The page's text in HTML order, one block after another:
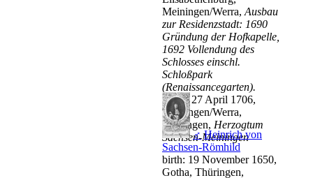
Meiningen/Werra, Ausbau
zur Residenzstadt: 1690
Gründung der Hofkapelle,
1692 Vollendung des
Schlosses einschl.
Schloßpark
(Renaissancegarten).
death: 27 April 1706,
Meiningen/Werra,
Thüringen, Herzogtum
Sachsen-Meiningen
♂ Heinrich von
Sachsen-Römhild
birth: 19 November 1650,
Gotha, Thüringen,